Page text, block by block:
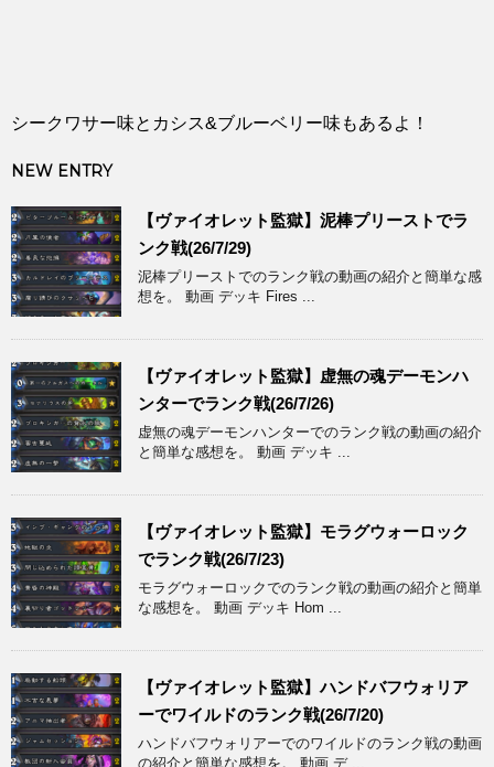
シークワサー味とカシス&ブルーベリー味もあるよ！
NEW ENTRY
【ヴァイオレット監獄】泥棒プリーストでラ
ンク戦(26/7/29)
泥棒プリーストでのランク戦の動画の紹介と簡単な感
想を。 動画 デッキ Fires ...
【ヴァイオレット監獄】虚無の魂デーモンハ
ンターでランク戦(26/7/26)
虚無の魂デーモンハンターでのランク戦の動画の紹介
と簡単な感想を。 動画 デッキ ...
【ヴァイオレット監獄】モラグウォーロック
でランク戦(26/7/23)
モラグウォーロックでのランク戦の動画の紹介と簡単
な感想を。 動画 デッキ Hom ...
【ヴァイオレット監獄】ハンドバフウォリア
ーでワイルドのランク戦(26/7/20)
ハンドバフウォリアーでのワイルドのランク戦の動画
の紹介と簡単な感想を。 動画 デ ...